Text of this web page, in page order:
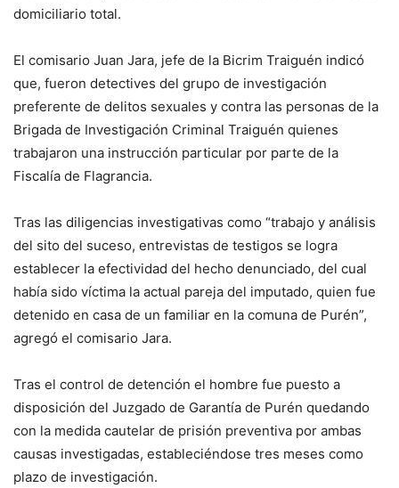
domiciliario total.
El comisario Juan Jara, jefe de la Bicrim Traiguén indicó
que, fueron detectives del grupo de investigación
preferente de delitos sexuales y contra las personas de la
Brigada de Investigación Criminal Traiguén quienes
trabajaron una instrucción particular por parte de la
Fiscalía de Flagrancia.
Tras las diligencias investigativas como “trabajo y análisis
del sito del suceso, entrevistas de testigos se logra
establecer la efectividad del hecho denunciado, del cual
había sido víctima la actual pareja del imputado, quien fue
detenido en casa de un familiar en la comuna de Purén”,
agregó el comisario Jara.
Tras el control de detención el hombre fue puesto a
disposición del Juzgado de Garantía de Purén quedando
con la medida cautelar de prisión preventiva por ambas
causas investigadas, estableciéndose tres meses como
plazo de investigación.